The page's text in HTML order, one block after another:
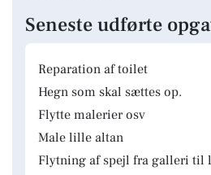
Seneste udførte
Reparation af toilet
Hegn som skal sættes op.
Flytte malerier osv
Male lille altan
Flytning af spejl fra galleri til